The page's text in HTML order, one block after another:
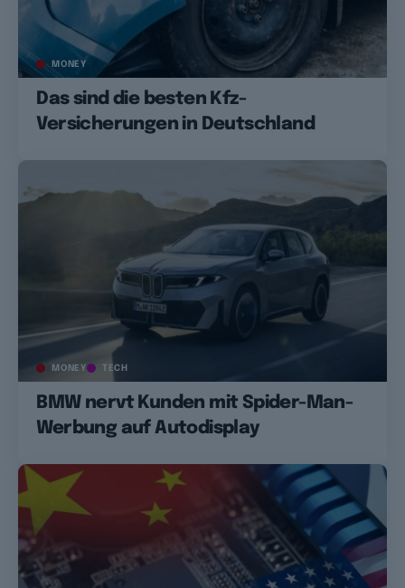
MONEY
Das sind die besten Kfz-
Versicherungen in Deutschland
MONEY TECH
BMW nervt Kunden mit Spider-Man-
Werbung auf Autodisplay